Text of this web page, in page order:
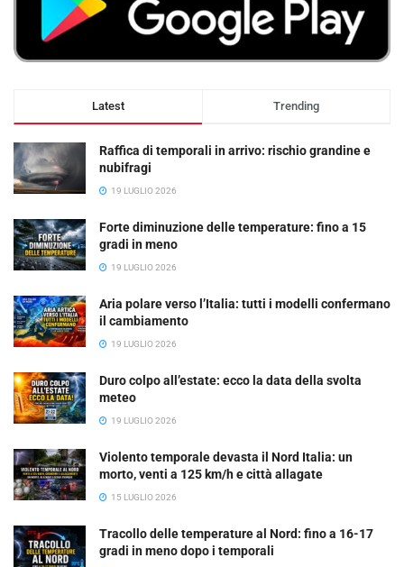
Latest Trending
Raffica di temporali in arrivo: rischio grandine e
nubifragi
19 LUGLIO 2026
Forte diminuzione delle temperature: fino a 15
gradi in meno
19 LUGLIO 2026
Aria polare verso l’Italia: tutti i modelli confermano
il cambiamento
19 LUGLIO 2026
Duro colpo all’estate: ecco la data della svolta
meteo
19 LUGLIO 2026
Violento temporale devasta il Nord Italia: un
morto, venti a 125 km/h e città allagate
15 LUGLIO 2026
Tracollo delle temperature al Nord: fino a 16-17
gradi in meno dopo i temporali